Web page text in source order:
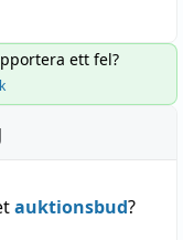
ett fel?
auktionsbud?